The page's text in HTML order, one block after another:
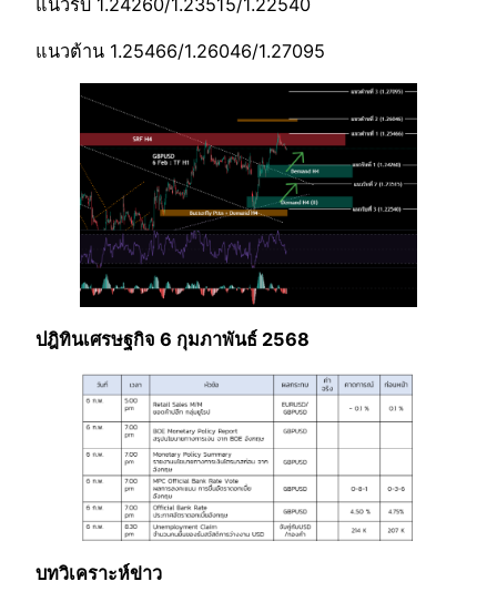
แนวต้าน 1.25466/1.26046/1.27095
ปฎิทินเศรษฐกิจ 6 กุมภาพันธ์ 2568
บทวิเคราะห์ข่าว